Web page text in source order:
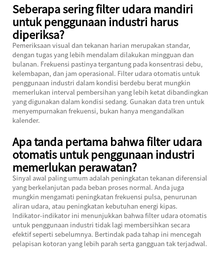
Seberapa sering filter udara mandiri
untuk penggunaan industri harus
diperiksa?
Pemeriksaan visual dan tekanan harian merupakan standar,
dengan tugas yang lebih mendalam dilakukan mingguan dan
bulanan. Frekuensi pastinya tergantung pada konsentrasi debu,
kelembapan, dan jam operasional. Filter udara otomatis untuk
penggunaan industri dalam kondisi berdebu berat mungkin
memerlukan interval pembersihan yang lebih ketat dibandingkan
yang digunakan dalam kondisi sedang. Gunakan data tren untuk
menyempurnakan frekuensi, bukan hanya mengandalkan
kalender.
Apa tanda pertama bahwa filter udara
otomatis untuk penggunaan industri
memerlukan perawatan?
Sinyal awal paling umum adalah peningkatan tekanan diferensial
yang berkelanjutan pada beban proses normal. Anda juga
mungkin mengamati peningkatan frekuensi pulsa, penurunan
aliran udara, atau peningkatan kebutuhan energi kipas.
Indikator-indikator ini menunjukkan bahwa filter udara otomatis
untuk penggunaan industri tidak lagi membersihkan secara
efektif seperti sebelumnya. Bertindak pada tahap ini mencegah
pelapisan kotoran yang lebih parah serta gangguan tak terjadwal.